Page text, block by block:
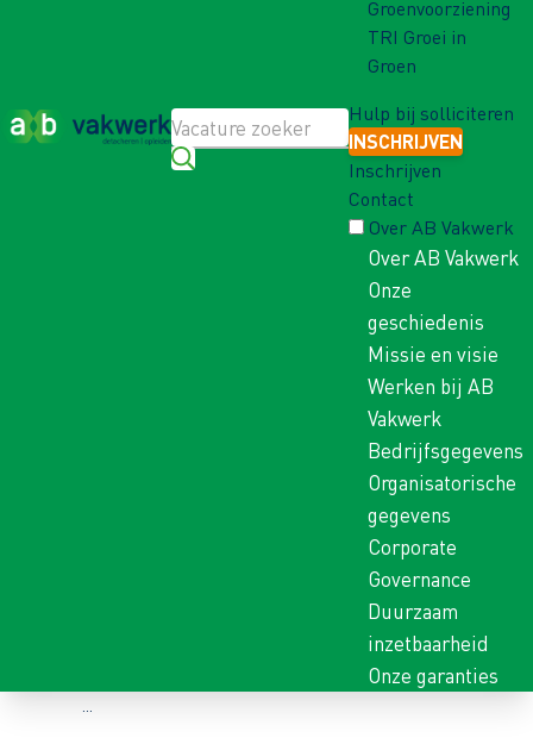
Groenvoorziening
TRI Groei in
Groen
Hulp bij solliciteren
INSCHRIJVEN
Inschrijven
Contact
Over AB Vakwerk
Over AB Vakwerk
Onze
geschiedenis
Missie en visie
Werken bij AB
Vakwerk
Bedrijfsgegevens
Organisatorische
gegevens
Corporate
Governance
Duurzaam
inzetbaarheid
Onze garanties